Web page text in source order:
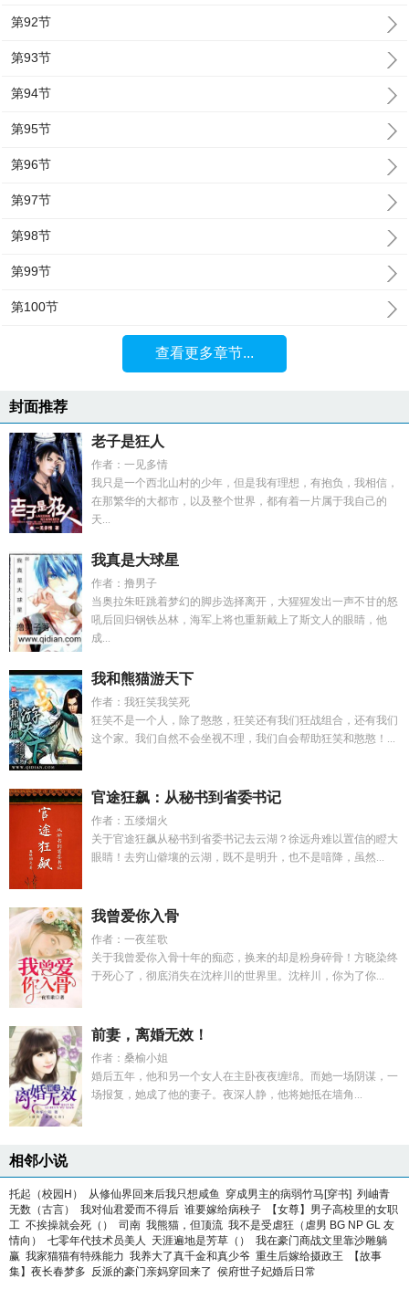
第92节
第93节
第94节
第95节
第96节
第97节
第98节
第99节
第100节
查看更多章节...
封面推荐
老子是狂人
作者：一见多情
我只是一个西北山村的少年，但是我有理想，有抱负，我相信，
在那繁华的大都市，以及整个世界，都有着一片属于我自己的
天...
我真是大球星
作者：撸男子
当奥拉朱旺跳着梦幻的脚步选择离开，大猩猩发出一声不甘的怒
吼后回归钢铁丛林，海军上将也重新戴上了斯文人的眼睛，他
成...
我和熊猫游天下
作者：我狂笑我笑死
狂笑不是一个人，除了憨憨，狂笑还有我们狂战组合，还有我们
这个家。我们自然不会坐视不理，我们自会帮助狂笑和憨憨！...
官途狂飙：从秘书到省委书记
作者：五缕烟火
关于官途狂飙从秘书到省委书记去云湖？徐远舟难以置信的瞪大
眼睛！去穷山僻壤的云湖，既不是明升，也不是喑降，虽然...
我曾爱你入骨
作者：一夜笙歌
关于我曾爱你入骨十年的痴恋，换来的却是粉身碎骨！方晓染终
于死心了，彻底消失在沈梓川的世界里。沈梓川，你为了你...
前妻，离婚无效！
作者：桑榆小姐
婚后五年，他和另一个女人在主卧夜夜缠绵。而她一场阴谋，一
场报复，她成了他的妻子。夜深人静，他将她抵在墙角...
相邻小说
托起（校园H） 从修仙界回来后我只想咸鱼 穿成男主的病弱竹马[穿书] 列岫青
无数（古言）
我对仙君爱而不得后 谁要嫁给病秧子
【女尊】男子高校里的女职
工 不挨操就会死（） 司南 我熊猫，但顶流 我不是受虐狂（虐男 BG NP GL 友
情向）
七零年代技术员美人 天涯遍地是芳草（）
我在豪门商战文里靠沙雕躺
赢 我家猫猫有特殊能力 我养大了真千金和真少爷 重生后嫁给摄政王
【故事
集】夜长春梦多 反派的豪门亲妈穿回来了 侯府世子妃婚后日常